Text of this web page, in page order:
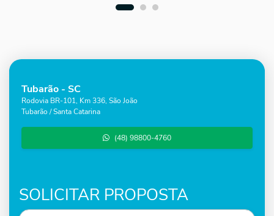
Tubarão - SC
Rodovia BR-101, Km 336, São João
Tubarão / Santa Catarina
(48) 98800-4760
SOLICITAR PROPOSTA